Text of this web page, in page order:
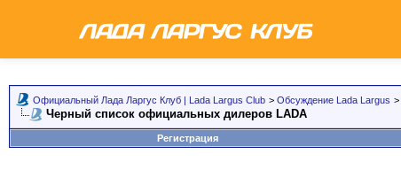
Официальный Лада Ларгус Клуб | Lada Largus Club > Обсуждение Lada Largus >
Черный список официальных дилеров LADA
Регистрация